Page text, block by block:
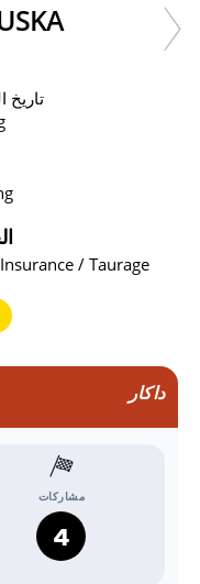
تاريخ
/ Taurage
داكار
مشاركات
4